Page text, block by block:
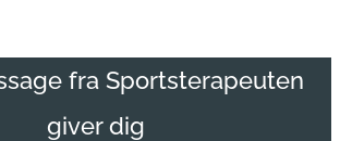
fra Sportsterapeuten
giver dig